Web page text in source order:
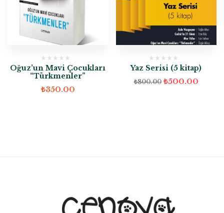
Oğuz’un Mavi Çocukları
“Türkmenler”
₺350.00
Yaz Serisi (5 kitap)
₺800.00 ₺500.00